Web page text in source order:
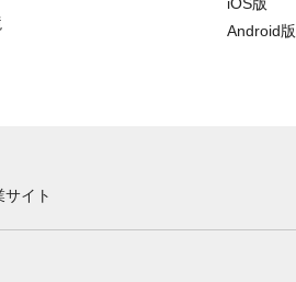
Android版
サイト